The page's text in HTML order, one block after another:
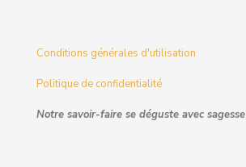
Conditions générales d'utilisation
Politique de confidentialité
Notre savoir-faire se déguste avec sagesse